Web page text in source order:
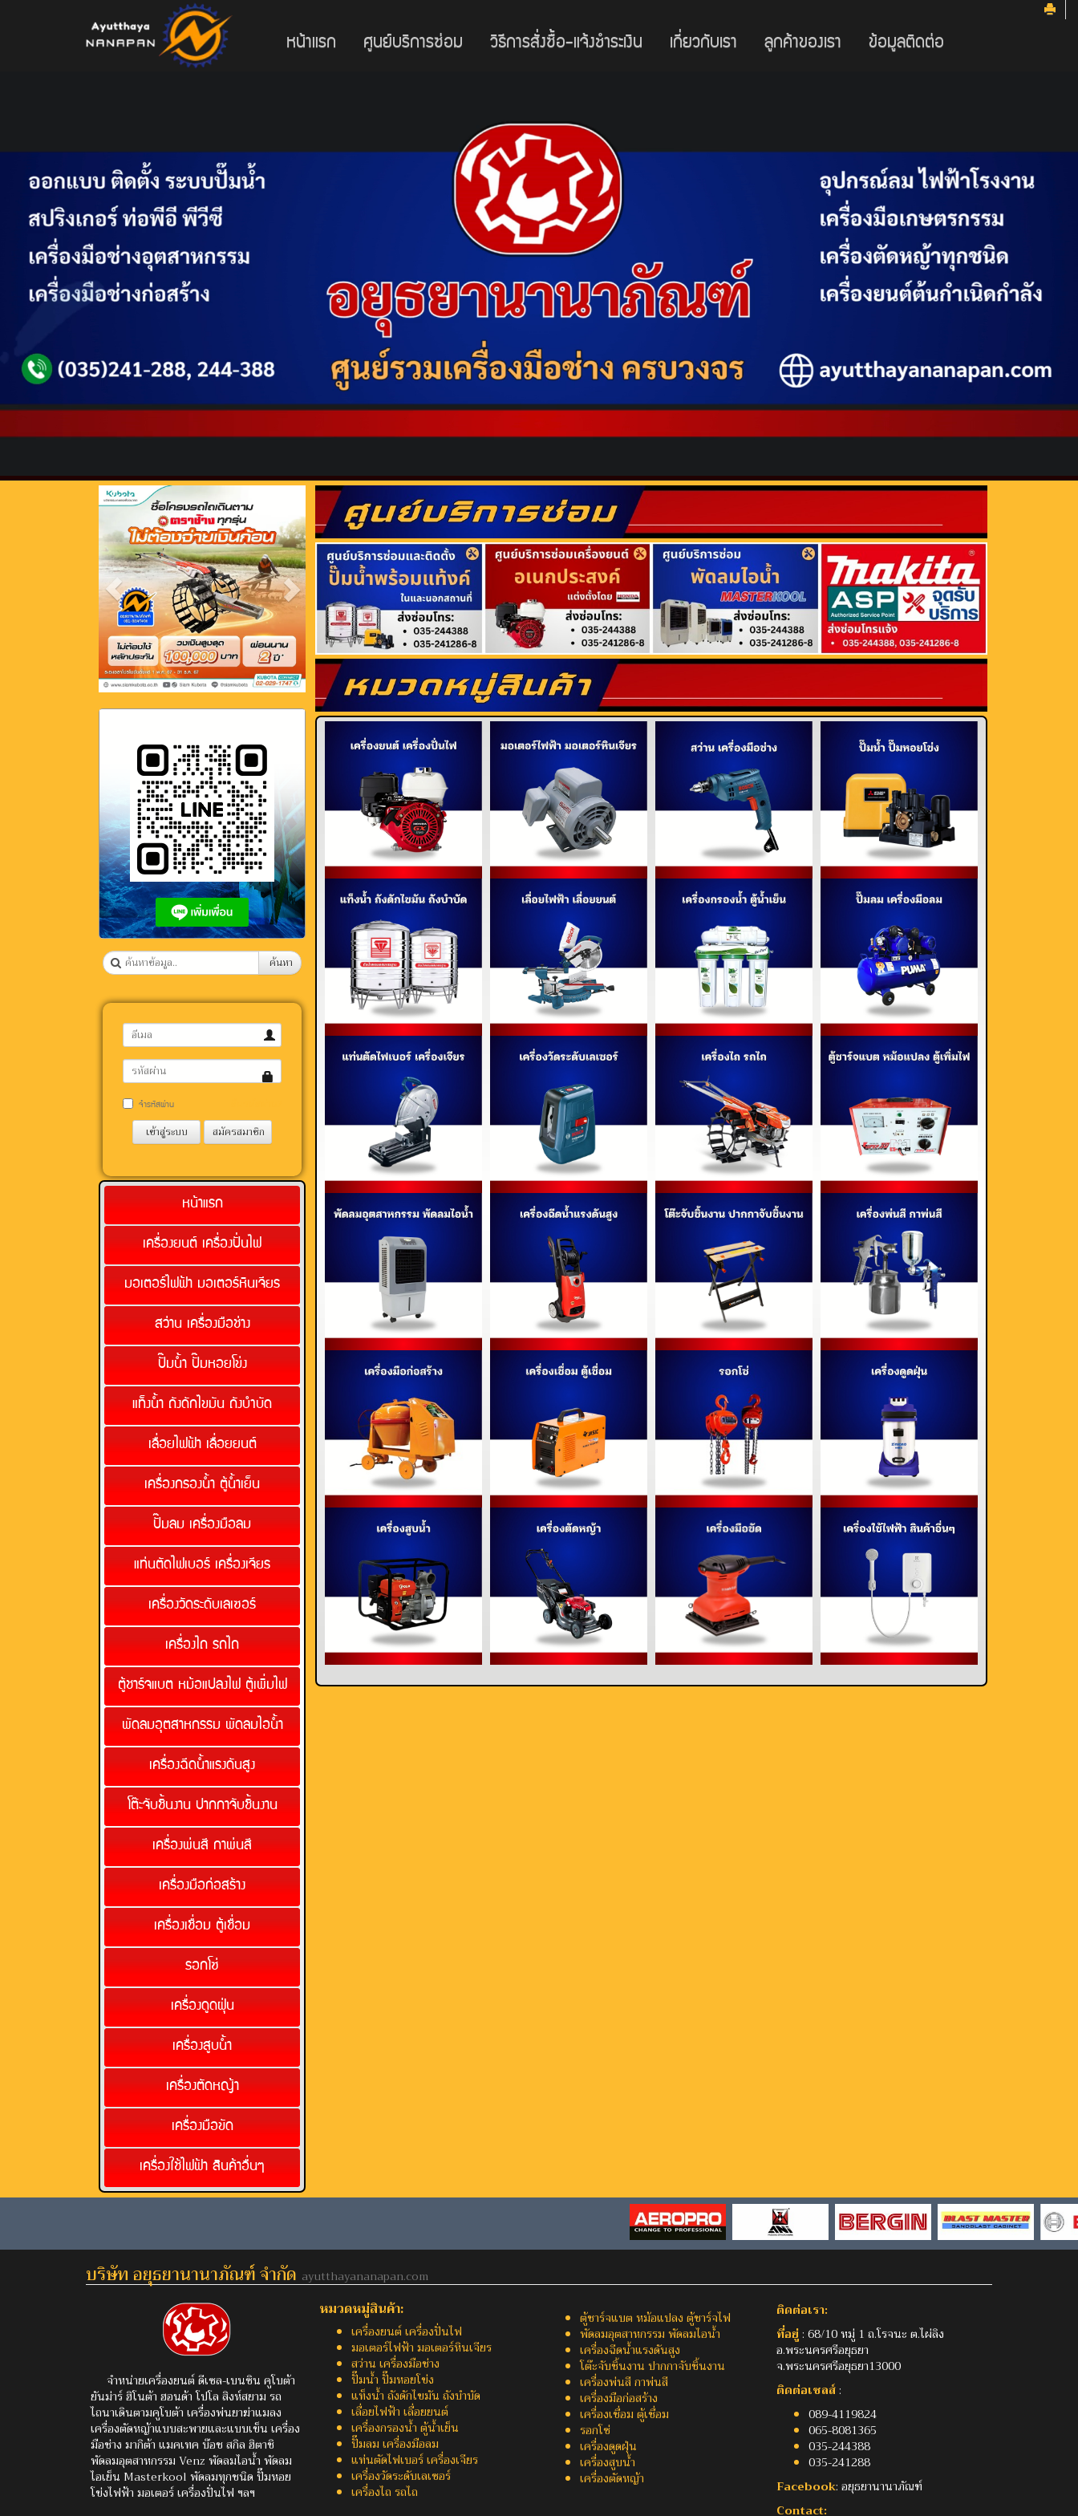
หน้าแรก ศูนย์บริการซ่อม วิธีการสั่งซื้อ-แจ้งชำระเงิน เกี่ยวกับเรา ลูกค้าของเรา ข้อมูลติดต่อ
ค้นหา
อีเมล
รหัส
ผ่าน?
จำรหัสผ่าน
เข้าสู่ระบบ
สมัครสมาชิก
หน้าแรก
เครื่องยนต์ เครื่องปั่นไฟ
มอเตอร์ไฟฟ้า มอเตอร์หินเจียร
สว่าน เครื่องมือช่าง
ปั๊มน้ำ ปั๊มหอยโข่ง
แท็งน้ำ ถังดักไขมัน ถังบำบัด
เลื่อยไฟฟ้า เลื่อยยนต์
เครื่องกรองน้ำ ตู้น้ำเย็น
ปั๊มลม เครื่องมือลม
แท่นตัดไฟเบอร์ เครื่องเจียร
เครื่องวัดระดับเลเซอร์
เครื่องไถ รถไถ
ตู้ชาร์จแบต หม้อแปลงไฟ ตู้เพิ่มไฟ
พัดลมอุตสาหกรรม พัดลมไอน้ำ
เครื่องฉีดน้ำแรงดันสูง
โต๊ะจับชิ้นงาน ปากกาจับชิ้นงาน
เครื่องพ่นสี กาพ่นสี
เครื่องมือก่อสร้าง
เครื่องเชื่อม ตู้เชื่อม
รอกโซ่
เครื่องดูดฝุ่น
เครื่องสูบน้ำ
เครื่องตัดหญ้า
เครื่องมือขัด
เครื่องใช้ไฟฟ้า สินค้าอื่นๆ
บริษัท อยุธยานานาภัณฑ์ จำกัด ayutthayananapan.com
จำหน่ายเครื่องยนต์ ดีเซล-เบนซิน คูโบต้า
ยันม่าร์ ฮิโนต้า ฮอนด้า โปโล สิงห์สยาม รถ
ไถนาเดินตามคูโบต้า เครื่องพ่นยาฆ่าแมลง
เครื่องตัดหญ้าแบบสะพายและแบบเข็น เครื่อง
มือช่าง มากิต้า แมคเทค บ๊อช สกิล ฮิตาชิ
พัดลมอุตสาหกรรม Venz พัดลมไอน้ำ พัดลม
ไอเย็น Masterkool พัดลมทุกชนิด ปั๊มหอย
โข่งไฟฟ้า มอเตอร์ เครื่องปั่นไฟ ฯลฯ
หมวดหมู่สินค้า:
เครื่องยนต์ เครื่องปั่นไฟ
มอเตอร์ไฟฟ้า มอเตอร์หินเจียร
สว่าน เครื่องมือช่าง
ปั๊มน้ำ ปั๊มหอยโข่ง
แท็งน้ำ ถังดักไขมัน ถังบำบัด
เลื่อยไฟฟ้า เลื่อยยนต์
เครื่องกรองน้ำ ตู้น้ำเย็น
ปั๊มลม เครื่องมือลม
แท่นตัดไฟเบอร์ เครื่องเจียร
เครื่องวัดระดับเลเซอร์
เครื่องไถ รถไถ
ตู้ชาร์จแบต หม้อแปลง ตู้ชาร์จไฟ
พัดลมอุตสาหกรรม พัดลมไอน้ำ
เครื่องฉีดน้ำแรงดันสูง
โต๊ะจับชิ้นงาน ปากกาจับชิ้นงาน
เครื่องพ่นสี กาพ่นสี
เครื่องมือก่อสร้าง
เครื่องเชื่อม ตู้เชื่อม
รอกโซ่
เครื่องดูดฝุ่น
เครื่องสูบน้ำ
เครื่องตัดหญ้า
ติดต่อเรา:
ที่อยู่: 68/10 หมู่ 1 ถ.โรจนะ ต.ไผ่ลิง
อ.พระนครศรีอยุธยา
จ.พระนครศรีอยุธยา13000
ติดต่อเซลส์:
089-4119824
065-8081365
035-244388
035-241288
Facebook: อยุธยานานาภัณฑ์
Contact: